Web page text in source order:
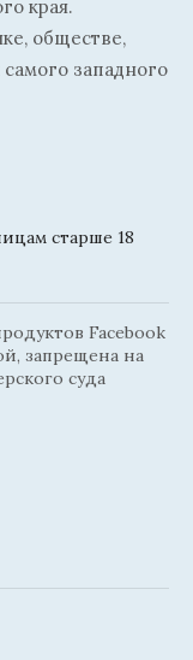
края.
обществе,
западного
старше 18
Facebook
запрещена на
суда